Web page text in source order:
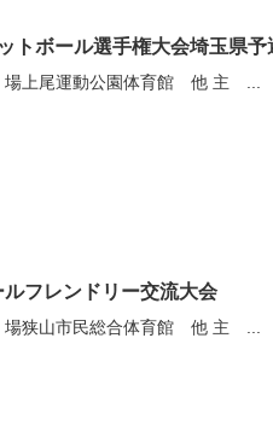
トボール選手権大会埼玉県
尾運動公園体育館 他 主 ...
フレンドリー交流大会
山市民総合体育館 他 主 ...